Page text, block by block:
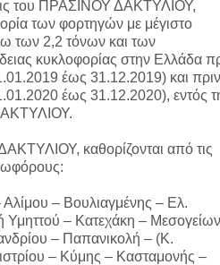
του ΠΡΑΣΙΝΟΥ ΔΑΚΤΥΛΙΟΥ,
των φορτηγών με μέγιστο
των 2,2 τόνων και των
κυκλοφορίας στην Ελλάδα
έως 31.12.2019) και πριν
έως 31.12.2020), εντός
καθορίζονται από τις
– Βουλιαγμένης – Ελ.
Υμηττού – Κατεχάκη –
– Παπανικολή – (Κ.
– Κύμης – Κασταμονής –